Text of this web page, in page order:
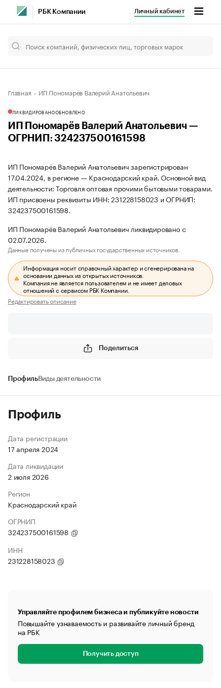
РБК Компании Личный кабинет
Главная ИП Пономарёв Валерий Анатольевич
ЛИКВИДИРОВАНООБНОВЛЕНО
ИП Пономарёв Валерий Анатольевич —
ОГРНИП: 324237500161598
ИП Пономарёв Валерий Анатольевич зарегистрирован
17.04.2024, в регионе — Краснодарский край. Основной вид
деятельности: Торговля оптовая прочими бытовыми товарами.
ИП присвоены реквизиты ИНН: 231228158023 и ОГРНИП:
324237500161598.
ИП Пономарёв Валерий Анатольевич ликвидировано с
02.07.2026.
Данные получены из публичных государственных источников.
Информация носит справочный характер и сгенерирована на
основании данных из открытых источников.
Компания не является пользователем и не имеет деловых
отношений с сервисом РБК Компании.
Редактировать описание
Поделиться
ПрофильВиды деятельности
Профиль
Дата регистрации
17 апреля 2024
Дата ликвидации
2 июля 2026
Регион
Краснодарский край
ОГРНИП
324237500161598
ИНН
231228158023
Управляйте профилем бизнеса и публикуйте новости
Повышайте узнаваемость и развивайте личный бренд
на РБК
Получить доступ